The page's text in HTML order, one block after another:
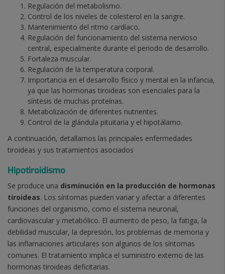
Regulación del metabolismo.
Control de los niveles de colesterol en la sangre.
Mantenimiento del ritmo cardíaco.
Regulación del funcionamiento del sistema nervioso
central, especialmente durante el periodo de desarrollo.
Fortaleza muscular.
Regulación de la temperatura corporal.
Importancia en el desarrollo físico y mental en la infancia,
ya que las hormonas tiroideas son esenciales para la
síntesis de muchas proteínas.
Metabolización de diferentes nutrientes.
Control de la glándula pituitaria y el hipotálamo.
A continuación, detallamos las principales enfermedades
tiroideas y sus tratamientos asociados
Hipotiroidismo
Se produce una disminución en la producción de hormonas
tiroideas. Los síntomas pueden variar y afectar a diferentes
funciones del organismo, como el sistema neuronal,
cardiovascular y metabólico. El aumento de peso, la fatiga, la
debilidad muscular, la depresión, los problemas de memoria y
las inflamaciones articulares son algunos de los síntomas
comunes. El tratamiento implica el suministro externo de las
hormonas tiroideas deficitarias.